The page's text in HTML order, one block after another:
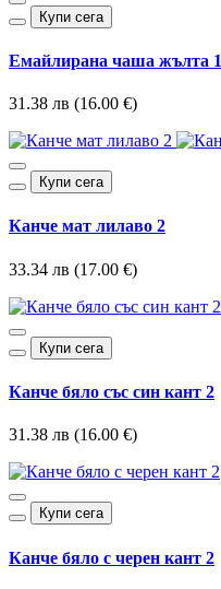
Купи сега
Емайлирана чаша жълта 1
31.38 лв (16.00 €)
Купи сега
Канче мат лилаво 2
33.34 лв (17.00 €)
Купи сега
Канче бяло със син кант 2
31.38 лв (16.00 €)
Купи сега
Канче бяло с черен кант 2